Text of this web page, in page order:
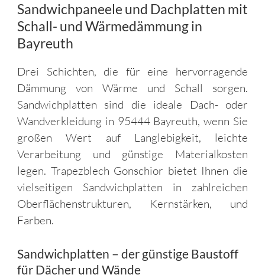
Sandwichpaneele und Dachplatten mit
Schall- und Wärmedämmung in
Bayreuth
Drei Schichten, die für eine hervorragende
Dämmung von Wärme und Schall sorgen.
Sandwichplatten sind die ideale Dach- oder
Wandverkleidung in 95444 Bayreuth, wenn Sie
großen Wert auf Langlebigkeit, leichte
Verarbeitung und günstige Materialkosten
legen. Trapezblech Gonschior bietet Ihnen die
vielseitigen Sandwichplatten in zahlreichen
Oberflächenstrukturen, Kernstärken, und
Farben.
Sandwichplatten – der günstige Baustoff
für Dächer und Wände